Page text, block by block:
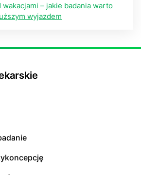
– jakie badania warto
wyjazdem